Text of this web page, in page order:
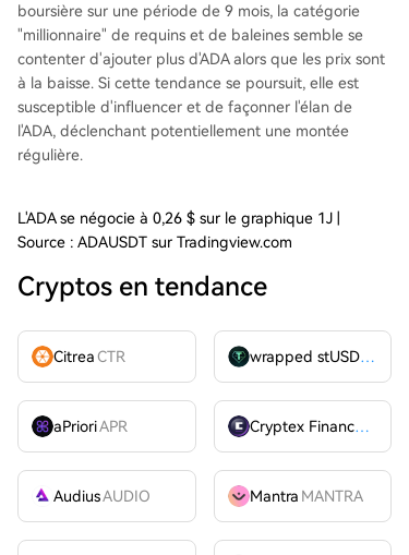
boursière sur une période de 9 mois, la catégorie
"millionnaire" de requins et de baleines semble se
contenter d'ajouter plus d'ADA alors que les prix sont
à la baisse. Si cette tendance se poursuit, elle est
susceptible d'influencer et de façonner l'élan de
l'ADA, déclenchant potentiellement une montée
régulière.
L'ADA se négocie à 0,26 $ sur le graphique 1J |
Source : ADAUSDT sur Tradingview.com
Cryptos en tendance
CitreaCTR wrapped stUSDT
aPrioriAPR Cryptex FinanceCTX
AudiusAUDIO Mantra MANTRA